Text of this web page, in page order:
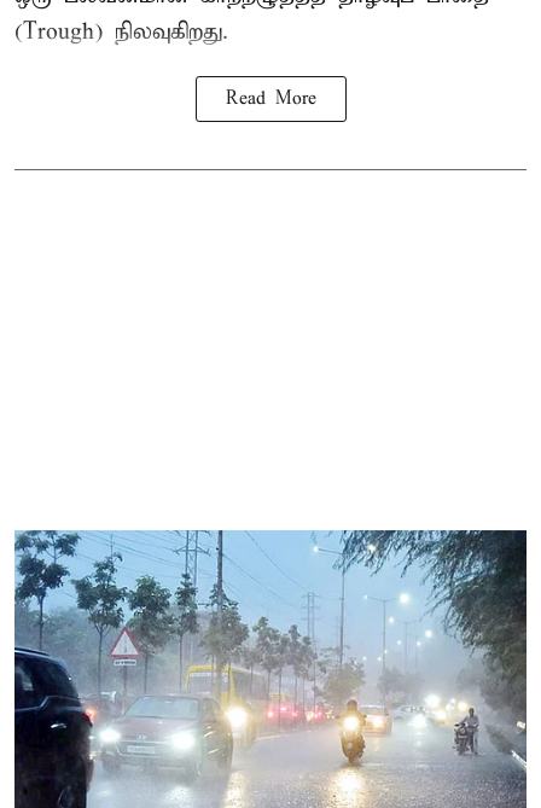
(Trough) நிலவுகிறது.
Read More